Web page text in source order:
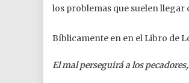
los problemas que suelen
Bíblicamente en en el Libro de
El mal perseguirá a los